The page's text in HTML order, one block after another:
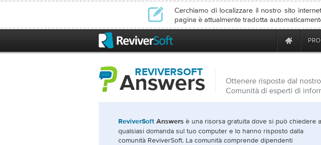
Cerchiamo di localizzare il nostro sito
pagina è attualmente tradotta
REVIVERSOFT
Answers
Ottenere risposte dal nostro
Comunità di esperti di
ReviverSoft Answers è una risorsa gratuita dove si può chiedere a
qualsiasi domanda sul tuo computer e lo hanno risposto dalla
comunità ReviverSoft. La comunità comprende dipendenti